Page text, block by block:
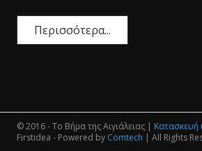
Περισσότερα...
© 2016 - Το Βήμα της Αιγιάλειας | Κατασκευή
Firstidea - Powered by Comtech | All Rights